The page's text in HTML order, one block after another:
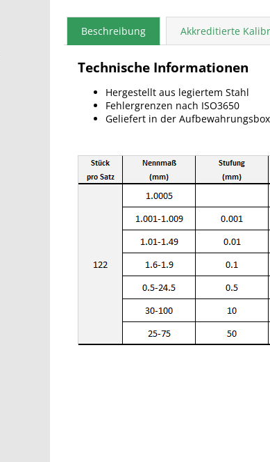
Beschreibung Akkreditierte
Technische Informationen
Hergestellt aus legiertem Stahl
Fehlergrenzen nach ISO3650
Geliefert in der Aufbewahrungsbox